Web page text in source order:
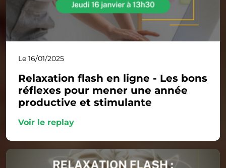
Le 16/01/2025
Relaxation flash en ligne - Les bons
réflexes pour mener une année
productive et stimulante
Voir le replay